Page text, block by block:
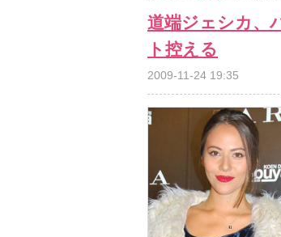
道端ジェシカ、
ト控える
2009-11-24 19:35